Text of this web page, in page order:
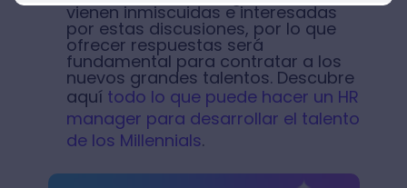
vienen inmiscuidas e interesadas
por estas discusiones, por lo que
ofrecer respuestas será
fundamental para contratar a los
nuevos grandes talentos. Descubre
aquí todo lo que puede hacer un HR
manager para desarrollar el talento
de los Millennials.